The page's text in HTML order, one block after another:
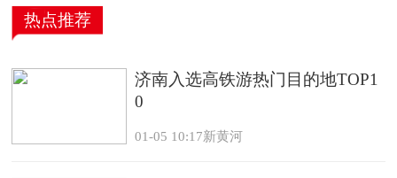
热点推荐
济南入选高铁游热门目的地TOP1
0
01-05 10:17新黄河